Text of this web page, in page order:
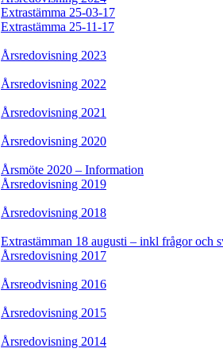
Extrastämma 25-03-17
Extrastämma 25-11-17
Årsredovisning 2023
Årsredovisning 2022
Årsredovisning 2021
Årsredovisning 2020
Årsmöte 2020 – Information
Årsredovisning 2019
Årsredovisning 2018
Extrastämman 18 augusti – inkl frågor och
Årsredovisning 2017
Årsreodvisning 2016
Årsredovisning 2015
Årsredovisning 2014